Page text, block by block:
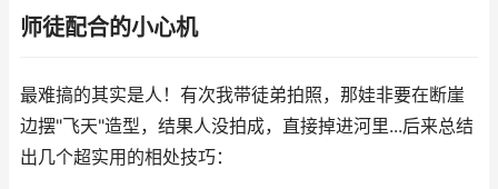
师徒配合的小心机
最难搞的其实是人！有次我带徒弟拍照，那娃非要在断崖
边摆"飞天"造型，结果人没拍成，直接掉进河里...后来总结
出几个超实用的相处技巧：